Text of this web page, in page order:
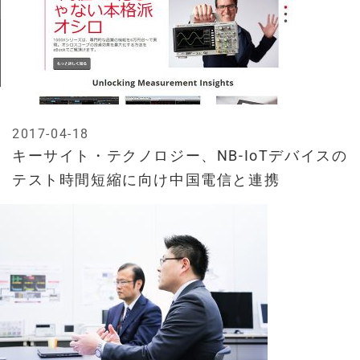
キーサイト・テクノロジー、NB-IoTデバイスの
テスト時間短縮に向け中国電信と連携
2017-04-18